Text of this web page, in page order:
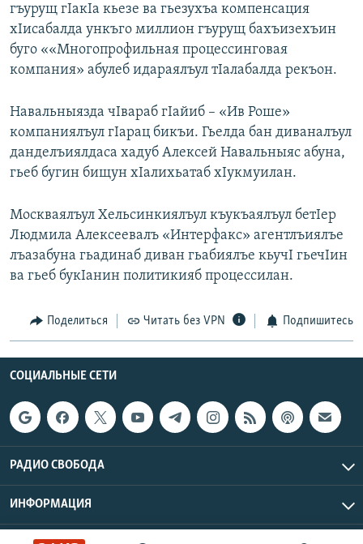
Все сайты РСЕ/РС
гъурущ гIакIа кьезе ва гьезухъа компенсация
хIисабалда ункъго миллион гъурущ бахъизехъин
буго ««Многопрофильная процессинговая
компания» абулеб идараялъул тIалабалда рекъон.
Навальныязда чIвараб гIайиб – «Ив Роше»
компаниялъул гIарац бикъи. Гьелда бан диваналъул
данделъиялдаса хадуб Алексей Навальныяс абуна,
гьеб бугин бищун хIалихьатаб хIукмуилан.
Москваялъул Хельсинкиялъул къукъаялъул бетIер
Людмила Алексеевалъ «Интерфакс» агентлъиялъе
лъазабуна гьадинаб диван гьабиялъе кьучI гьечIин
ва гьеб букIанин политикияб процессилан.
Поделиться Читать без VPN Подпишитесь
СОЦИАЛЬНЫЕ СЕТИ
РАДИО СВОБОДА
ИНФОРМАЦИЯ